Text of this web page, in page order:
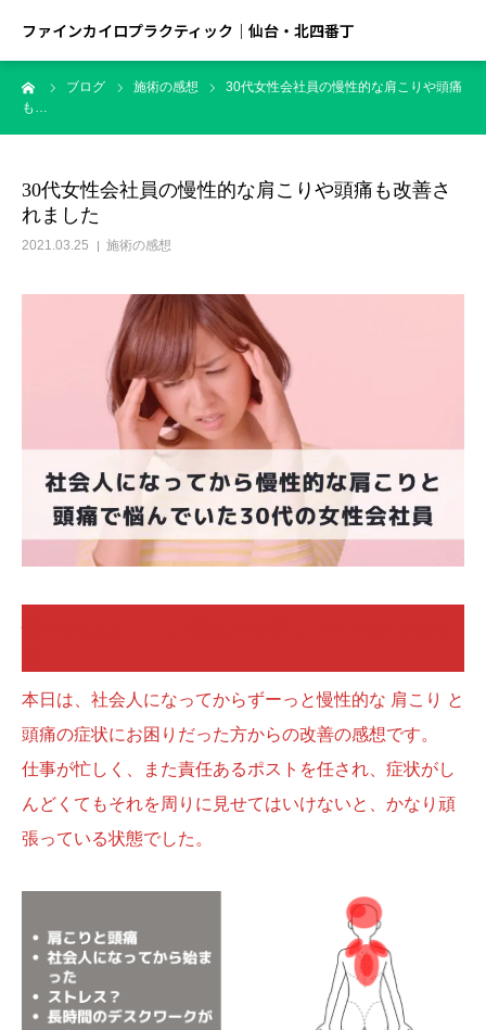
ファインカイロプラクティック｜仙台・北四番丁
ブログ 施術の感想
30代女性会社員の慢性的な肩こりや頭痛
も…
30代女性会社員の慢性的な肩こりや頭痛も改善さ
れました
2021.03.25 施術の感想
本日は、社会人になってからずーっと慢性的な 肩こり と
頭痛の症状にお困りだった方からの改善の感想です。
仕事が忙しく、また責任あるポストを任され、症状がし
んどくてもそれを周りに見せてはいけないと、かなり頑
張っている状態でした。